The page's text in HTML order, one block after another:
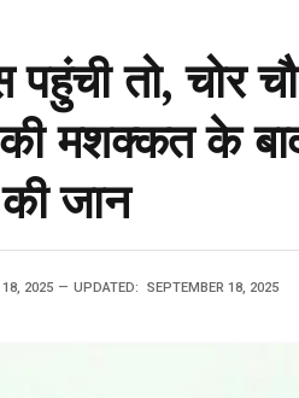
पहुंची तो, चोर
मशक्कत के
जान
18, 2025 UPDATED: SEPTEMBER 18, 2025